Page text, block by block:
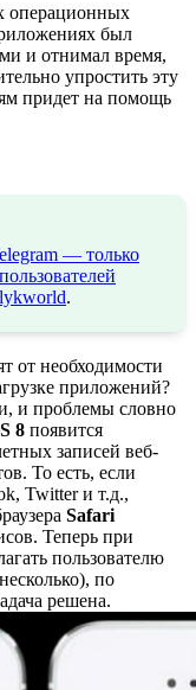
операционных
был
и отнимал время,
упростить эту
придет на помощь
— только
.
от необходимости
приложений?
и проблемы словно
8 появится
записей веб-
То есть, если
Twitter и т.д.,
Safari
Теперь при
пользователю
по
решена.